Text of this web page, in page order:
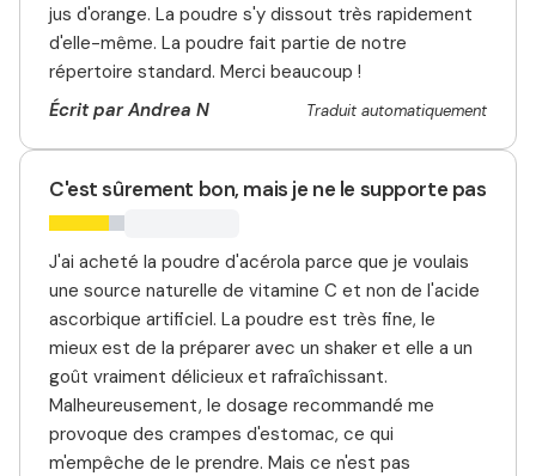
jus d'orange. La poudre s'y dissout très rapidement
d'elle-même. La poudre fait partie de notre
répertoire standard. Merci beaucoup !
Écrit par Andrea N
Traduit automatiquement
C'est sûrement bon, mais je ne le supporte pas
J'ai acheté la poudre d'acérola parce que je voulais
une source naturelle de vitamine C et non de l'acide
ascorbique artificiel. La poudre est très fine, le
mieux est de la préparer avec un shaker et elle a un
goût vraiment délicieux et rafraîchissant.
Malheureusement, le dosage recommandé me
provoque des crampes d'estomac, ce qui
m'empêche de le prendre. Mais ce n'est pas